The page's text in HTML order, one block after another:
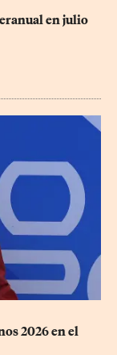
en julio
2026 en el